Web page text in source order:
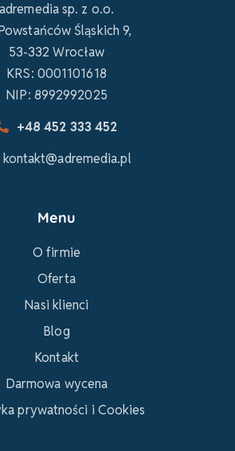
adremedia sp. z o.o.
Śląskich 9,
53-332 Wrocław
KRS: 0001101618
NIP: 8992992025
+48 452 333 452
kontakt@adremedia.pl
Menu
O firmie
Oferta
Nasi klienci
Blog
Kontakt
Darmowa wycena
prywatności i Cookies